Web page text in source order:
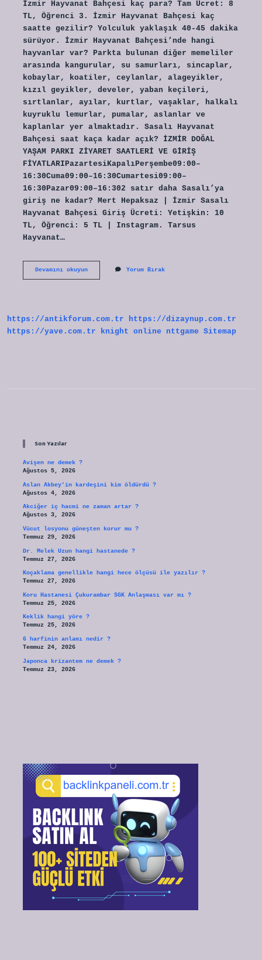
İzmir Hayvanat Bahçesi kaç para? Tam Ücret: 8
TL, Öğrenci 3. İzmir Hayvanat Bahçesi kaç
saatte gezilir? Yolculuk yaklaşık 40-45 dakika
sürüyor. İzmir Hayvanat Bahçesi’nde hangi
hayvanlar var? Parkta bulunan diğer memeliler
arasında kangurular, su samurları, sincaplar,
kobaylar, koatiler, ceylanlar, alageyikler,
kızıl geyikler, develer, yaban keçileri,
sırtlanlar, ayılar, kurtlar, vaşaklar, halkalı
kuyruklu lemurlar, pumalar, aslanlar ve
kaplanlar yer almaktadır. Sasalı Hayvanat
Bahçesi saat kaça kadar açık? İZMİR DOĞAL
YAŞAM PARKI ZİYARET SAATLERİ VE GİRİŞ
FİYATLARIPazartesiKapalıPerşembe09:00–
16:30Cuma09:00–16:30Cumartesi09:00–
16:30Pazar09:00–16:302 satır daha Sasalı’ya
giriş ne kadar? Mert Hepaksaz | İzmir Sasalı
Hayvanat Bahçesi Giriş Ücreti: Yetişkin: 10
TL, Öğrenci: 5 TL | Instagram. Tarsus
Hayvanat…
Devamını okuyunIzmir
Kadar
Yorum Bırak
https://antikforum.com.tr
https://dizaynup.com.tr
https://yave.com.tr
knight online nttgame Sitemap
Son Yazılar
Avişen ne demek ?
Ağustos 5, 2026
Aslan Akbey’in kardeşini kim öldürdü ?
Ağustos 4, 2026
Akciğer iç hacmi ne zaman artar ?
Ağustos 3, 2026
Vücut losyonu güneşten korur mu ?
Temmuz 29, 2026
Dr. Melek Uzun hangi hastanede ?
Temmuz 27, 2026
Koçaklama genellikle hangi hece ölçüsü ile yazılır ?
Temmuz 27, 2026
Koru Hastanesi Çukurambar SGK Anlaşması var mı ?
Temmuz 25, 2026
Keklik hangi yöre ?
Temmuz 25, 2026
6 harfinin anlamı nedir ?
Temmuz 24, 2026
Japonca krizantem ne demek ?
Temmuz 23, 2026